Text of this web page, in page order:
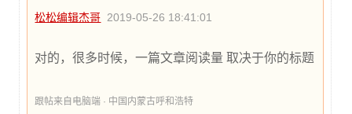
松松编辑杰哥 2019-05-26 18:41:01
对的，很多时候，一篇文章阅读量 取决于你的标题
跟帖来自电脑端 · 中国内蒙古呼和浩特